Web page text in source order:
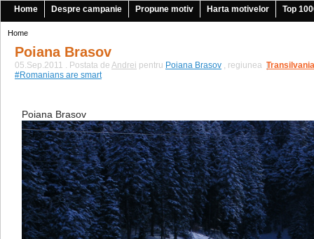
Home Despre campanie Propune motiv Harta motivelor Top
Home
Poiana Brasov
05.Sep.2011 . Postata de Andrei pentru Poiana Brasov , regiunea Transilvania
|
#Romanians are smart
Poiana Brasov